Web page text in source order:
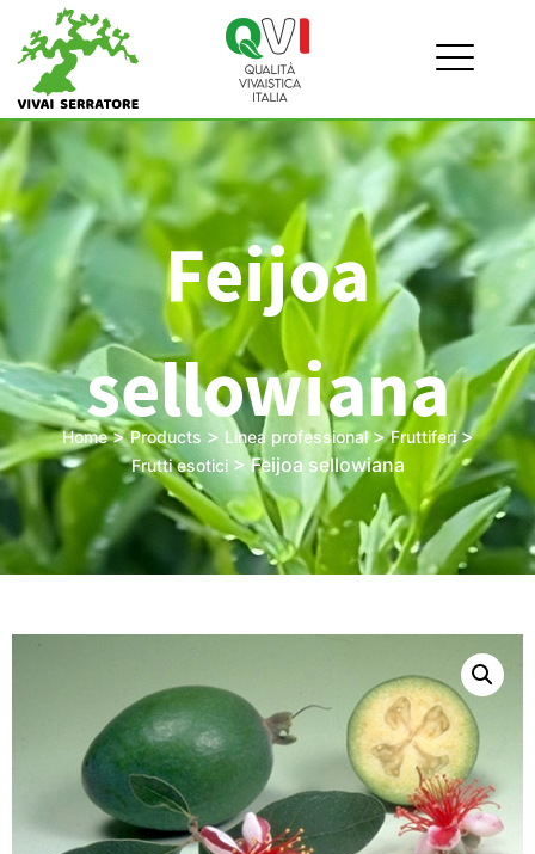
Feijoa
sellowiana
Home>Products > Linea professional>Fruttiferi>
Frutti esotici>Feijoa sellowiana